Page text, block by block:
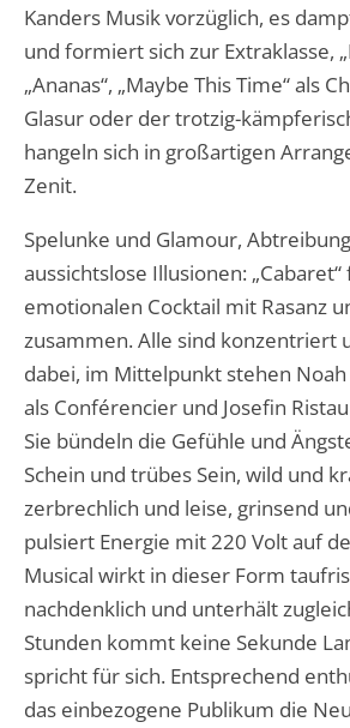
Kanders Musik vorzüglich, es
und formiert sich zur Extraklasse,
„Ananas“, „Maybe This Time“ als
Glasur oder der trotzig-
hangeln sich in großartigen
Zenit.
Spelunke und Glamour,
aussichtslose Illusionen:
emotionalen Cocktail mit Rasanz
zusammen. Alle sind konzentriert
dabei, im Mittelpunkt stehen
als Conférencier und Josefin
Sie bündeln die Gefühle und
Schein und trübes Sein, wild und
zerbrechlich und leise, grinsend
pulsiert Energie mit 220 Volt auf
Musical wirkt in dieser Form
nachdenklich und unterhält
Stunden kommt keine Sekunde
spricht für sich. Entsprechend
das einbezogene Publikum die